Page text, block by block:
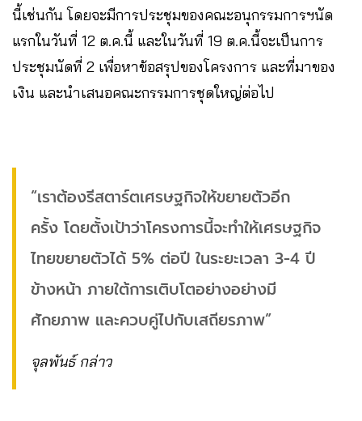
นี้เช่นกัน โดยจะมีการประชุมของคณะอนุกรรมการฯนัด
แรกในวันที่ 12 ต.ค.นี้ และในวันที่ 19 ต.ค.นี้จะเป็นการ
ประชุมนัดที่ 2 เพื่อหาข้อสรุปของโครงการ และที่มาของ
เงิน และนำเสนอคณะกรรมการชุดใหญ่ต่อไป
“เราต้องรีสตาร์ตเศรษฐกิจให้ขยายตัวอีก
ครั้ง โดยตั้งเป้าว่าโครงการนี้จะทำให้เศรษฐกิจ
ไทยขยายตัวได้ 5% ต่อปี ในระยะเวลา 3-4 ปี
ข้างหน้า ภายใต้การเติบโตอย่างอย่างมี
ศักยภาพ และควบคู่ไปกับเสถียรภาพ”​
จุลพันธ์ กล่าว